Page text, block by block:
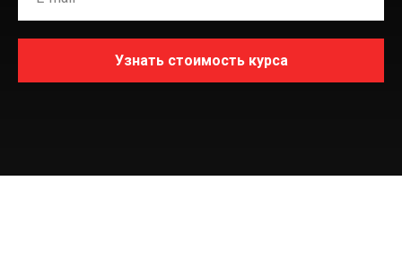
Узнать стоимость курса